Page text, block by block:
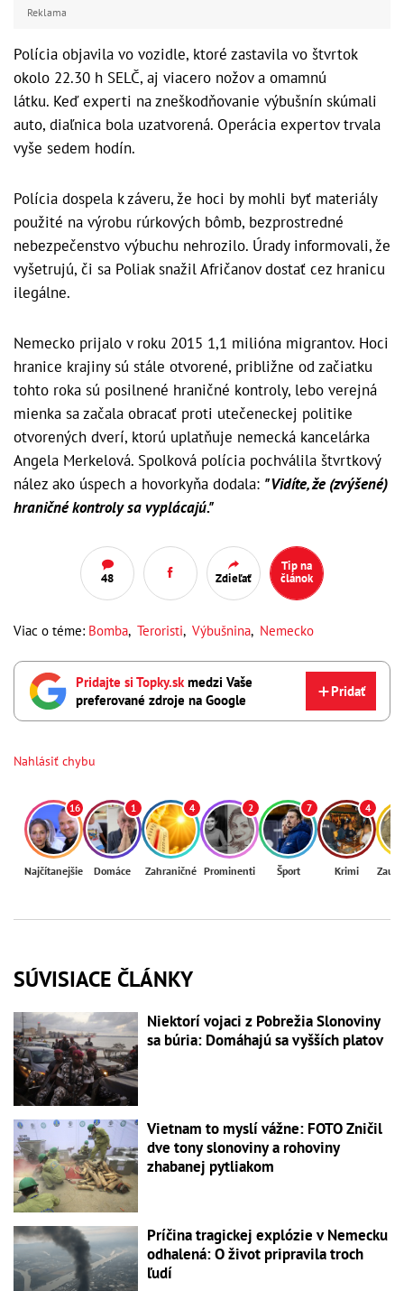
Reklama
Polícia objavila vo vozidle, ktoré zastavila vo štvrtok
okolo 22.30 h SELČ, aj viacero nožov a omamnú
látku. Keď experti na zneškodňovanie výbušnín skúmali
auto, diaľnica bola uzatvorená. Operácia expertov trvala
vyše sedem hodín.
Polícia dospela k záveru, že hoci by mohli byť materiály
použité na výrobu rúrkových bômb, bezprostredné
nebezpečenstvo výbuchu nehrozilo. Úrady informovali, že
vyšetrujú, či sa Poliak snažil Afričanov dostať cez hranicu
ilegálne.
Nemecko prijalo v roku 2015 1,1 milióna migrantov. Hoci
hranice krajiny sú stále otvorené, približne od začiatku
tohto roka sú posilnené hraničné kontroly, lebo verejná
mienka sa začala obracať proti utečeneckej politike
otvorených dverí, ktorú uplatňuje nemecká kancelárka
Angela Merkelová. Spolková polícia pochválila štvrtkový
nález ako úspech a hovorkyňa dodala: "Vidíte, že (zvýšené)
hraničné kontroly sa vyplácajú."
48 Zdieľať
Tip na
článok
Viac o téme: Bomba, Teroristi, Výbušnina, Nemecko
Pridajte si Topky.sk medzi Vaše
preferované zdroje na Google
Pridať
Nahlásiť chybu
16
Najčítanejšie
1
Domáce
4
Zahraničné
2
Prominenti
7
Šport
4
Krimi
SÚVISIACE ČLÁNKY
Niektorí vojaci z Pobrežia Slonoviny
sa búria: Domáhajú sa vyšších platov
Vietnam to myslí vážne: FOTO Zničil
dve tony slonoviny a rohoviny
zhabanej pytliakom
Príčina tragickej explózie v Nemecku
odhalená: O život pripravila troch
ľudí